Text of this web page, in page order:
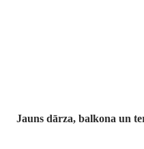
Jauns dārza, balkona un